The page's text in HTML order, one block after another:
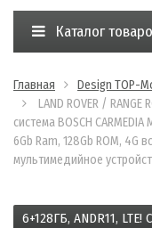
Каталог
Главная Design TOP-
LAND ROVER / RANGE
система BOSCH
6Gb Ram, 128Gb ROM, 4G
мультимедийное
6+128ГБ, ANDR11, LTE!